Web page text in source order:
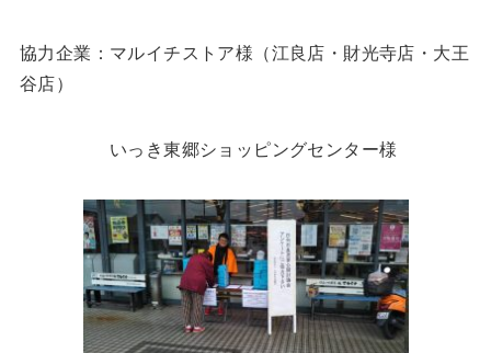
協力企業：マルイチストア様（江良店・財光寺店・大王
谷店）
いっき東郷ショッピングセンター様